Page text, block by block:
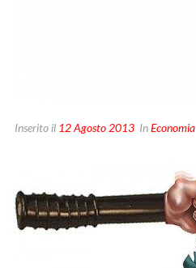
Inserito il 12 Agosto 2013 InEconomia